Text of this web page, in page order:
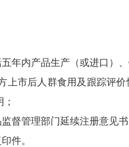
内产品生产（或进口）、
上市后人群食用及跟踪评
管理部门延续注册意见书
件。